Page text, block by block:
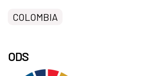
COLOMBIA
ODS